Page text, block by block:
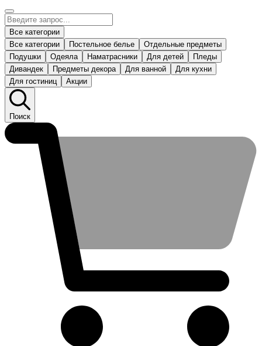
Все категории
Все категории
Постельное белье
Отдельные предметы
Подушки
Одеяла Наматрасники Для детей
Пледы
Дивандек
Предметы декора Для ванной
Для кухни
Для гостиниц
Акции
Поиск